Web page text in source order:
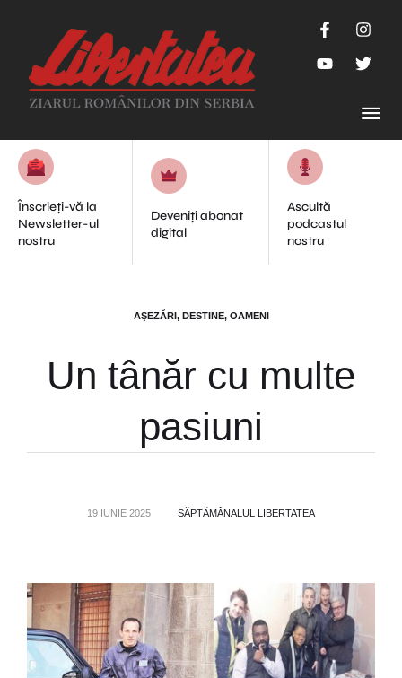
Înscrieți-vă la
Newsletter-ul
nostru
Deveniți abonat
digital
Ascultă
podcastul
nostru
AŞEZĂRI, DESTINE, OAMENI
Un tânăr cu multe
pasiuni
19 IUNIE 2025 SĂPTĂMÂNALUL LIBERTATEA